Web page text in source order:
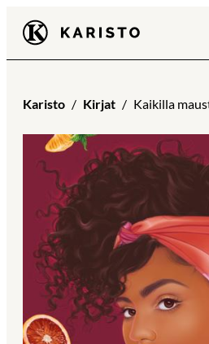
Siirry
suoraan
sisältöön
Karisto
Karisto Kirjat Kaikilla